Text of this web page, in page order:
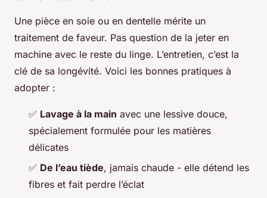
Une pièce en soie ou en dentelle mérite un
traitement de faveur. Pas question de la jeter en
machine avec le reste du linge. L’entretien, c’est la
clé de sa longévité. Voici les bonnes pratiques à
adopter :
✅ Lavage à la main avec une lessive douce,
spécialement formulée pour les matières
délicates
✅ De l’eau tiède, jamais chaude - elle détend les
fibres et fait perdre l’éclat